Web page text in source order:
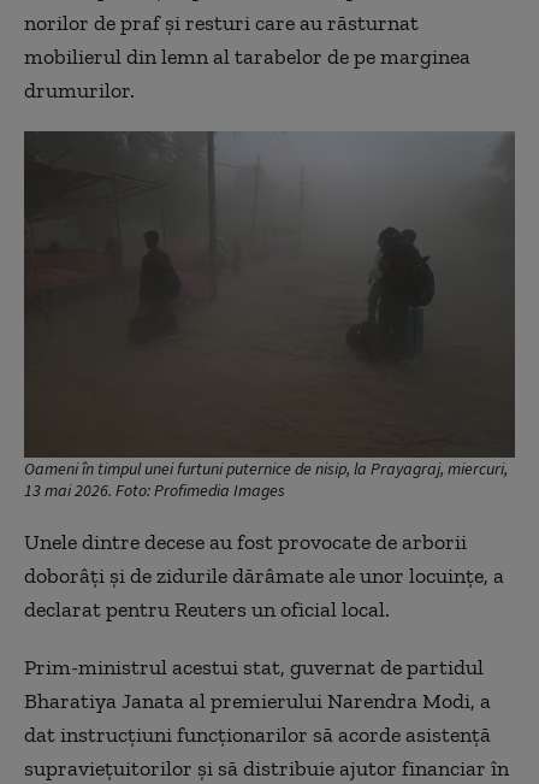
norilor de praf şi resturi care au răsturnat
mobilierul din lemn al tarabelor de pe marginea
drumurilor.
Oameni în timpul unei furtuni puternice de nisip, la Prayagraj, miercuri,
13 mai 2026. Foto: Profimedia Images
Unele dintre decese au fost provocate de arborii
doborâţi şi de zidurile dărâmate ale unor locuinţe, a
declarat pentru Reuters un oficial local.
Prim-ministrul acestui stat, guvernat de partidul
Bharatiya Janata al premierului Narendra Modi, a
dat instrucţiuni funcţionarilor să acorde asistenţă
supravieţuitorilor şi să distribuie ajutor financiar în